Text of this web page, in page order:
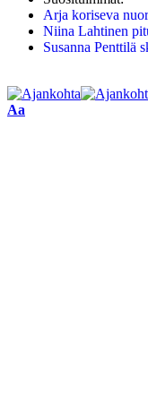
Arja koriseva
Niina Lahtinen
Susanna Penttilä
Aa